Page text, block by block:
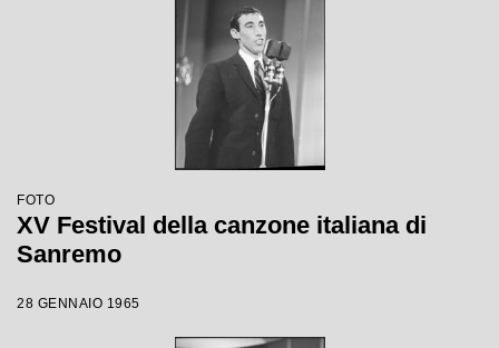
FOTO
XV Festival della canzone italiana di
Sanremo
28 GENNAIO 1965